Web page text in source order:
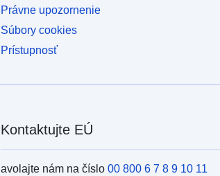
Právne upozornenie
Súbory cookies
Prístupnosť
Kontaktujte EÚ
avolajte nám na číslo 00 800 6 7 8 9 10 11